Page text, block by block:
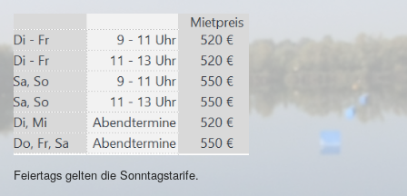
Feiertags gelten die Sonntagstarife.